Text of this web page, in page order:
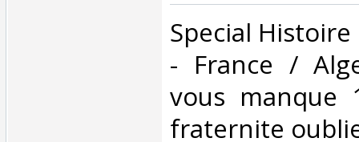
‎Special
- France /
vous manque
fraternite